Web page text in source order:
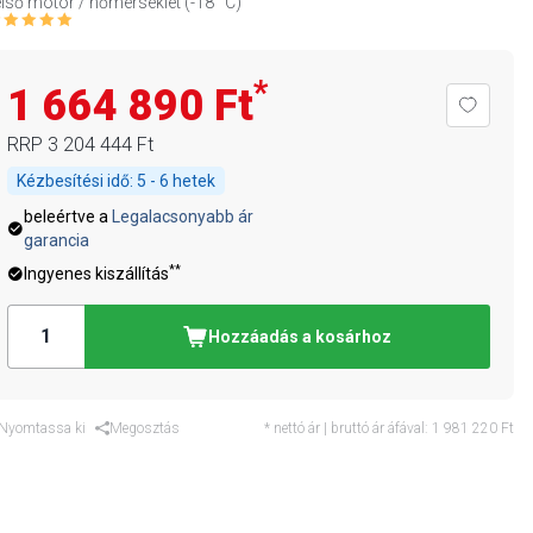
1 664 890 Ft*
RRP 3 204 444 Ft
Kézbesítési idő: 5 - 6 hetek
beleértve a
Legalacsonyabb ár
garancia
Ingyenes kiszállítás**
Hozzáadás a kosárhoz
ki Megosztás * nettó ár | bruttó ár áfával: 1 981 220 Ft